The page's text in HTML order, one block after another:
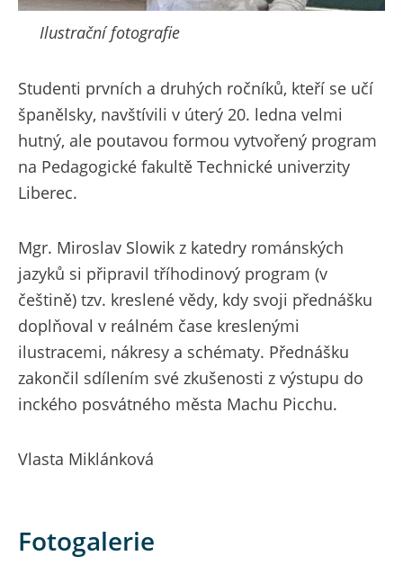
Ilustrační fotografie
Studenti prvních a druhých ročníků, kteří se učí
španělsky, navštívili v úterý 20. ledna velmi
hutný, ale poutavou formou vytvořený program
na Pedagogické fakultě Technické univerzity
Liberec.
Mgr. Miroslav Slowik z katedry románských
jazyků si připravil tříhodinový program (v
češtině) tzv. kreslené vědy, kdy svoji přednášku
doplňoval v reálném čase kreslenými
ilustracemi, nákresy a schématy. Přednášku
zakončil sdílením své zkušenosti z výstupu do
inckého posvátného města Machu Picchu.
Vlasta Miklánková
Fotogalerie